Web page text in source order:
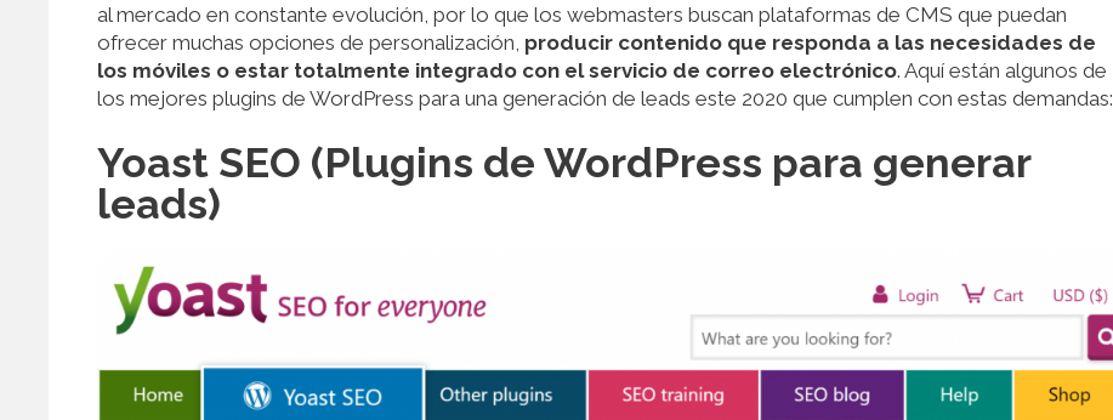
al mercado en constante evolución, por lo que los webmasters buscan plataformas de CMS que puedan
ofrecer muchas opciones de personalización, producir contenido que responda a las necesidades de
los móviles o estar totalmente integrado con el servicio de correo electrónico. Aquí están algunos de
los mejores plugins de WordPress para una generación de leads este 2020 que cumplen con estas demandas:
Yoast SEO (Plugins de WordPress para generar
leads)